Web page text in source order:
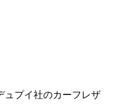
ュプイ社のカーフレザ